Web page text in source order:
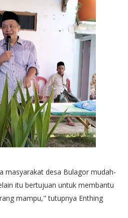
masyarakat desa Bulagor mudah-
itu bertujuan untuk membantu
mampu," tutupnya Enthing